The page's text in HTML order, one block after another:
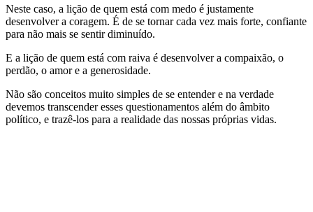
Neste caso, a lição de quem está com medo é justamente
desenvolver a coragem. É de se tornar cada vez mais forte, confiante
para não mais se sentir diminuído.
E a lição de quem está com raiva é desenvolver a compaixão, o
perdão, o amor e a generosidade.
Não são conceitos muito simples de se entender e na verdade
devemos transcender esses questionamentos além do âmbito
político, e trazê-los para a realidade das nossas próprias vidas.